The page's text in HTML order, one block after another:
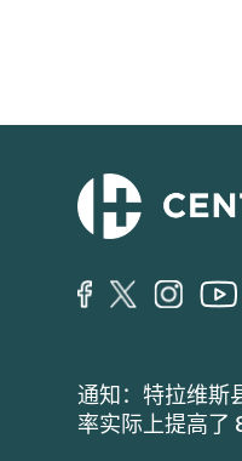
通知：特拉维斯
率实际上提高了